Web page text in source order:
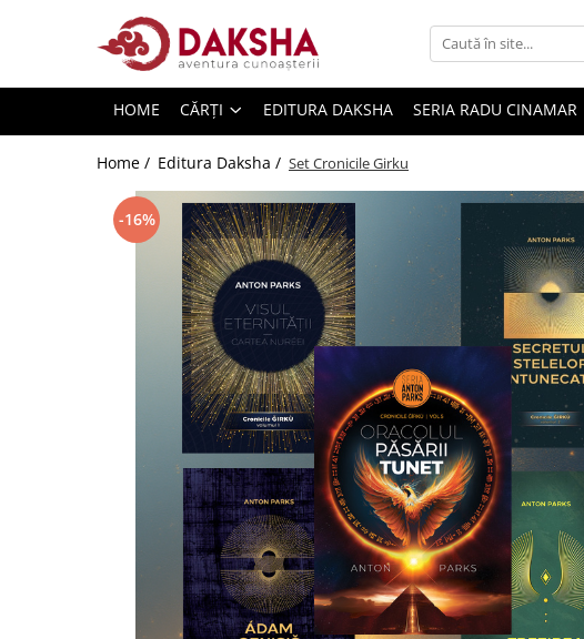
Editura Daksha
Seria Radu Cinamar
Seria Anton Parks
Seria David Icke
Seria Immanuel Velikovsky
Transformare spirituală
HOME CĂRȚI EDITURA DAKSHA SERIA RADU CINAMAR
Home / Editura Daksha / Set Cronicile Girku
-16%